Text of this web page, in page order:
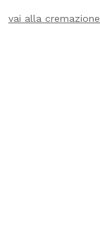
vai alla